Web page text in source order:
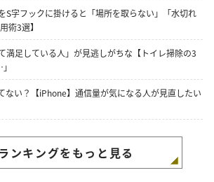
S字フックに掛けると「場所を取らない」「水切れ
術3選】
満足している人」が見逃しがちな【トイレ掃除の3
ない？【iPhone】通信量が気になる人が見直したい
ランキングをもっと見る